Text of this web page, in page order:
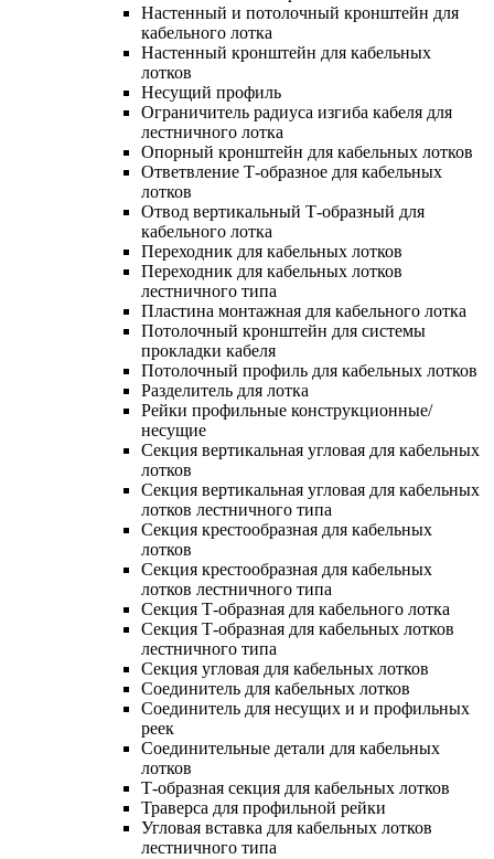
Настенный и потолочный кронштейн для
кабельного лотка
Настенный кронштейн для кабельных
лотков
Несущий профиль
Ограничитель радиуса изгиба кабеля для
лестничного лотка
Опорный кронштейн для кабельных лотков
Ответвление Т-образное для кабельных
лотков
Отвод вертикальный Т-образный для
кабельного лотка
Переходник для кабельных лотков
Переходник для кабельных лотков
лестничного типа
Пластина монтажная для кабельного лотка
Потолочный кронштейн для системы
прокладки кабеля
Потолочный профиль для кабельных лотков
Разделитель для лотка
Рейки профильные конструкционные/
несущие
Секция вертикальная угловая для кабельных
лотков
Секция вертикальная угловая для кабельных
лотков лестничного типа
Секция крестообразная для кабельных
лотков
Секция крестообразная для кабельных
лотков лестничного типа
Секция Т-образная для кабельного лотка
Секция Т-образная для кабельных лотков
лестничного типа
Секция угловая для кабельных лотков
Соединитель для кабельных лотков
Соединитель для несущих и и профильных
реек
Соединительные детали для кабельных
лотков
Т-образная секция для кабельных лотков
Траверса для профильной рейки
Угловая вставка для кабельных лотков
лестничного типа